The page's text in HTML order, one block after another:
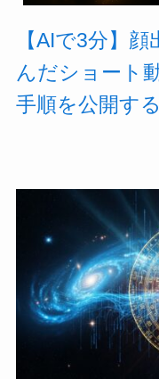
【AIで3分】
んだショート
手順を公開する